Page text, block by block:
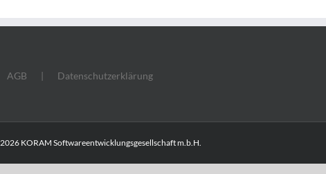
AGB Datenschutzerklärung
2026 KORAM Softwareentwicklungsgesellschaft m.b.H.